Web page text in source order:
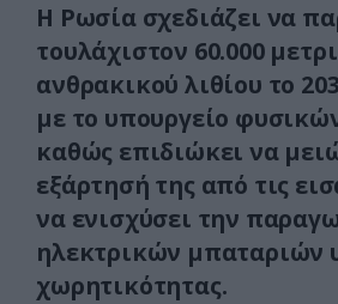
Η Ρωσία σχεδιάζει να
τουλάχιστον 60.000
ανθρακικού λιθίου το
με το υπουργείο
καθώς επιδιώκει να
εξάρτησή της από τις
να ενισχύσει την
ηλεκτρικών μπαταριών
χωρητικότητας.